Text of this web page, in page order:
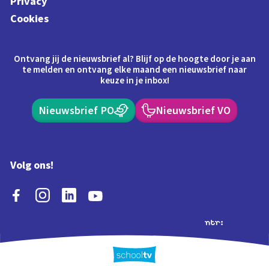
Cookies
Ontvang jij de nieuwsbrief al? Blijf op de hoogte door je aan
te melden en ontvang elke maand een nieuwsbrief naar
keuze in je inbox!
Nieuwsbrief PO Nieuwsbrief VO
Volg ons!